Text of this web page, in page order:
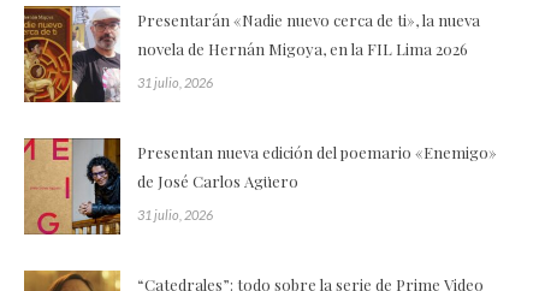
Presentarán «Nadie nuevo cerca de ti», la nueva
novela de Hernán Migoya, en la FIL Lima 2026
31 julio, 2026
Presentan nueva edición del poemario «Enemigo»
de José Carlos Agüero
31 julio, 2026
“Catedrales”: todo sobre la serie de Prime Video